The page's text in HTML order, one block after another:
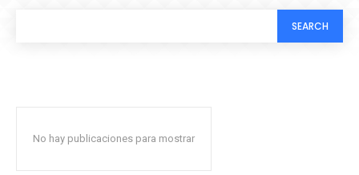
SEARCH
No hay publicaciones para mostrar